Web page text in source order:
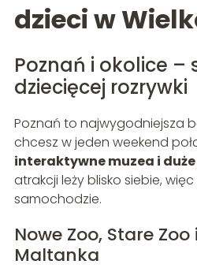
dzieci w
Poznań i okolice –
dziecięcej rozrywki
Poznań to najwygodniejsza
chcesz w jeden weekend
interaktywne muzea i
atrakcji leży blisko siebie,
samochodzie.
Nowe Zoo, Stare
Maltanka